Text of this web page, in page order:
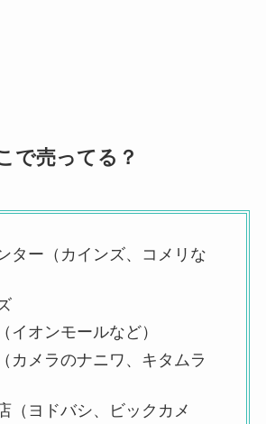
で売ってる？
ター（カインズ、コメリな
イオンモールなど）
カメラのナニワ、キタムラ
（ヨドバシ、ビックカメ